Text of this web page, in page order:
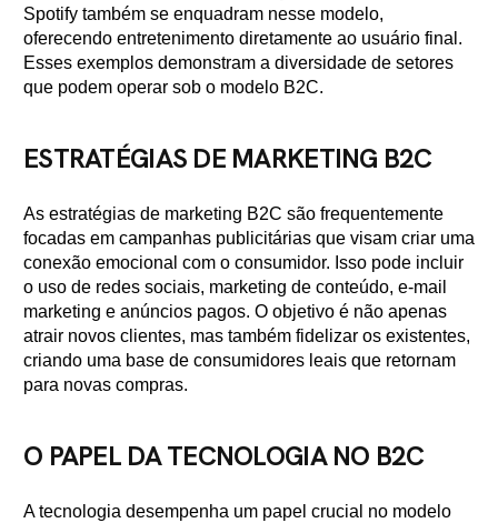
Spotify também se enquadram nesse modelo,
oferecendo entretenimento diretamente ao usuário final.
Esses exemplos demonstram a diversidade de setores
que podem operar sob o modelo B2C.
ESTRATÉGIAS DE MARKETING B2C
As estratégias de marketing B2C são frequentemente
focadas em campanhas publicitárias que visam criar uma
conexão emocional com o consumidor. Isso pode incluir
o uso de redes sociais, marketing de conteúdo, e-mail
marketing e anúncios pagos. O objetivo é não apenas
atrair novos clientes, mas também fidelizar os existentes,
criando uma base de consumidores leais que retornam
para novas compras.
O PAPEL DA TECNOLOGIA NO B2C
A tecnologia desempenha um papel crucial no modelo